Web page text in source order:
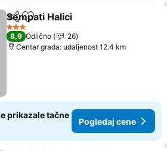
Deli Dodati u favorite
Sempati Halici
3 Zvezdice
8,9 Odlično
26
Centar grada: udaljenost 12.4 km
prikazale tačne
Pogledaj cene